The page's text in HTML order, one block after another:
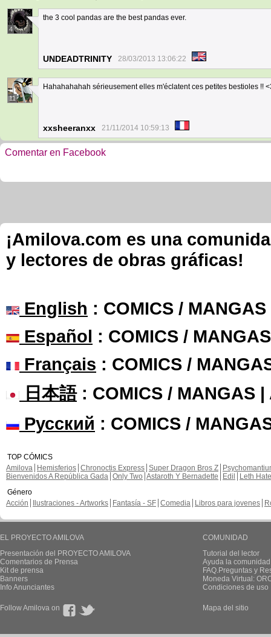
4
the 3 cool pandas are the best pandas ever.
UNDEADTRINITY 28/03/2013 13:06:22
11
Hahahahahah sérieusement elles m'éclatent ces petites bestioles !!
xxsheeranxx 21/11/2014 10:59:13
Comentar en Facebook
¡Amilova.com es una
y lectores de obras gráficas!
English : COMICS /
Español : COMICS /
Français : COMICS /
日本語: COMICS / MANGAS |
Русский : COMICS /
TOP CÓMICS
Amilova
Hemisferios Chronoctis Express Super Dragon Bros Z
Bienvenidos A República Gada Only Two Astaroth Y Bernadette Edil
Leth Hate
Género
Acción
Ilustraciones - Artworks Fantasía - SF Comedia Libros para jovenes
EL PROYECTO AMILOVA
Presentación del PROYECTO AMILOVA
Comentarios de Prensa
Kit de prensa
Banners
Info Anunciantes
COMUNIDAD
Tutorial del lector
Ayuda la
FAQ.Preguntas y
Moneda Virtual:
Condiciones de uso
Follow Amilova on Mapa del sitio